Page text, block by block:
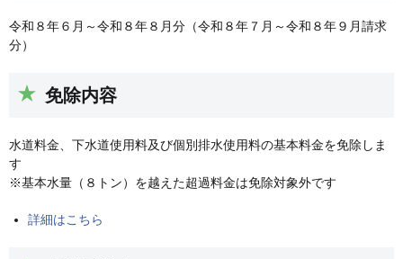
令和８年６月～令和８年８月分（令和８年７月～令和８年９月請求
分）
免除内容
水道料金、下水道使用料及び個別排水使用料の基本料金を免除しま
す
※基本水量（８トン）を越えた超過料金は免除対象外です
詳細はこちら